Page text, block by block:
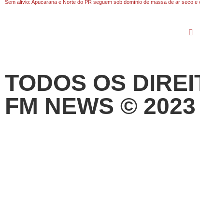
Sem alívio: Apucarana e Norte do PR seguem sob domínio de massa de ar seco e
TODOS OS
FM NEWS © 2023